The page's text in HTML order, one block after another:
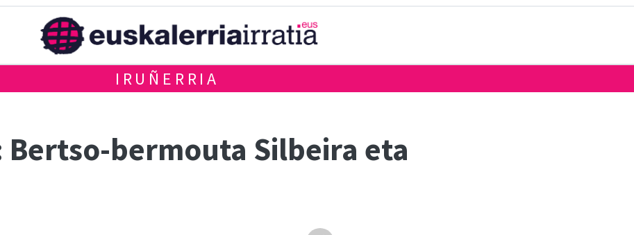
IRUÑERRIA
Bertso-bermouta Silbeira eta